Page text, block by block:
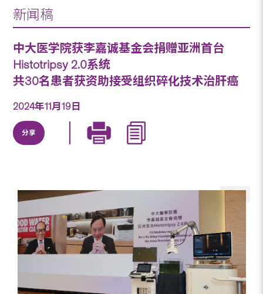
新闻稿
中大医学院获李嘉诚基金会捐赠亚洲首台
Histotripsy 2.0系统
共30名患者获资助接受组织碎化技术治肝癌
2024年11月19日
分享